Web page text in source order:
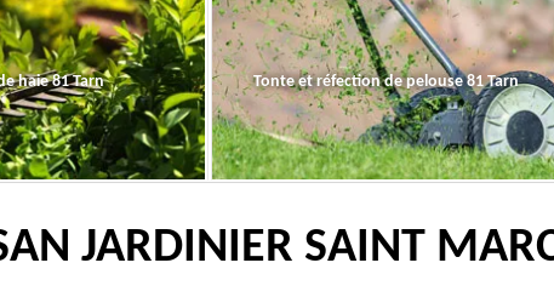
haie 81 Tarn Tonte et réfection de pelouse 81 Tarn
JARDINIER SAINT